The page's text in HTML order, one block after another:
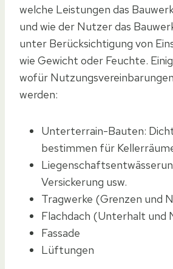
welche Leistungen das
und wie der Nutzer das
unter Berücksichtigung von
wie Gewicht oder Feuchte.
wofür
werden:
Unterterrain-Bauten:
bestimmen für
Versickerung usw.
Tragwerke (Grenzen und
Flachdach (Unterhalt und
Fassade
Lüftungen